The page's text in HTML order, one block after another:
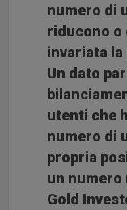
numero di
riducono o
invariata
Un dato
utenti che
numero di
propria
un
Gold